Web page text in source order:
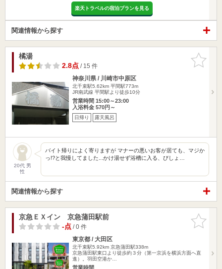
楽天トラベルの宿泊プランを見る
関連情報から探す
お気に入
りに追加
橘湯
2.8点/ 15 件
神奈川県 / 川崎市中原区
北千束駅5.62km 平間駅773m
JR南武線 平間駅より徒歩10分
営業時間 15:00～23:00
入浴料金 570円～
日帰り 露天風呂
20代 男
性
バイト帰りによく寄りますが マナーの悪いお客が居ても、マジか
っ!?と我慢してました...かけ湯せず浴槽に入る、びしょ…
関連情報から探す
お気に入
りに追加
京急ＥＸイン 京急蒲田駅前
-点/ 0 件
東京都 / 大田区
北千束駅5.92km 京急蒲田駅338m
京急蒲田駅東口より徒歩約３分（第一京浜を横浜方面へ直
進）。羽田空港か…
営業時間